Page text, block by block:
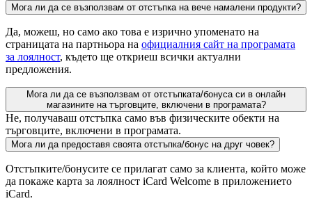
Мога ли да се възползвам от отстъпка на вече намалени продукти?
Да, можеш, но само ако това е изрично упоменато на
страницата на партньора на официалния сайт на програмата
за лоялност, където ще откриеш всички актуални
предложения.
Мога ли да се възползвам от отстъпката/бонуса си в онлайн
магазините на търговците, включени в програмата?
Не, получаваш отстъпка само във физическите обекти на
търговците, включени в програмата.
Мога ли да предоставя своята отстъпка/бонус на друг човек?
Отстъпките/бонусите се прилагат само за клиента, който може
да покаже карта за лоялност iCard Welcome в приложението
iCard.